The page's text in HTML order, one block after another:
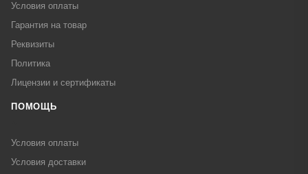
Условия оплаты
Гарантия на товар
Реквизиты
Политика
Лицензии и сертификаты
ПОМОЩЬ
Условия оплаты
Условия доставки